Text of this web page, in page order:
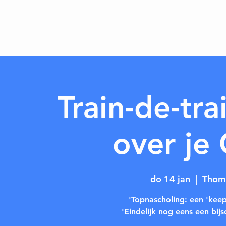
Train-de-
over je
do 14 jan
  |
'Topnascholing: een
'Eindelijk nog eens een